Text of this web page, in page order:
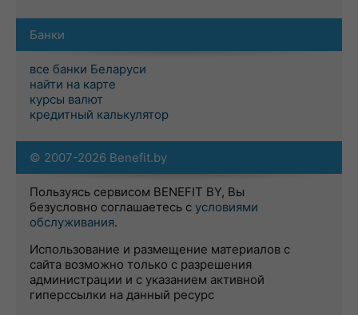
Банки
все банки Беларуси
найти на карте
курсы валют
кредитный калькулятор
© 2007-2026 Benefit.by
Пользуясь сервисом BENEFIT BY, Вы
безусловно соглашаетесь с условиями
обслуживания.
Использование и размещение материалов с
сайта возможно только с разрешения
администрации и с указанием активной
гиперссылки на данный ресурс